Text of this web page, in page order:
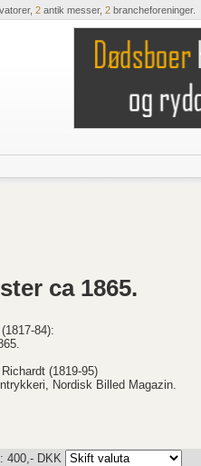
2antik messer, 2brancheforeninger.
ca 1865.
84):
(1819-95)
Nordisk Billed Magazin.
400,- DKK